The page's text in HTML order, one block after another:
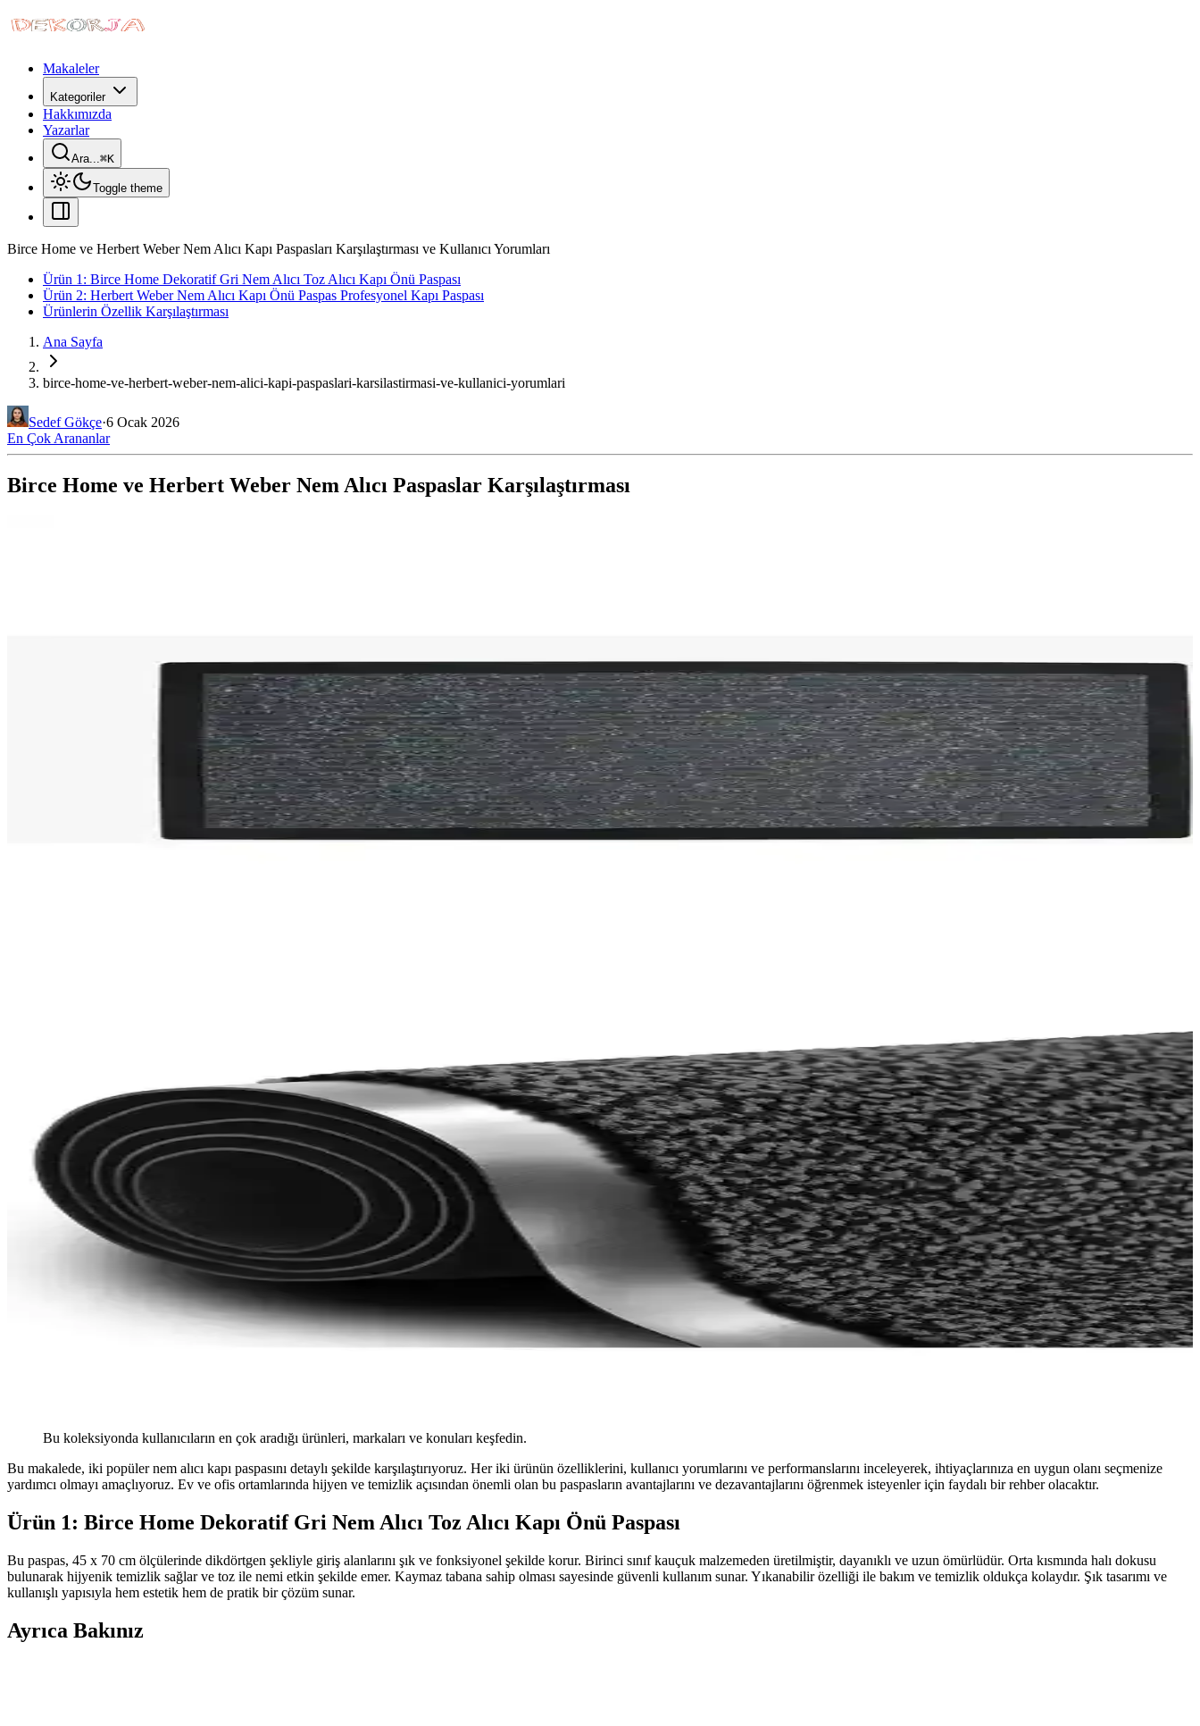
Makaleler
Kategoriler
Hakkımızda
Yazarlar
Ara...⌘K
Toggle theme
Birce Home ve Herbert Weber Nem Alıcı Kapı Paspasları Karşılaştırması ve Kullanıcı Yorumları
Ürün 1: Birce Home Dekoratif Gri Nem Alıcı Toz Alıcı Kapı Önü Paspası
Ürün 2: Herbert Weber Nem Alıcı Kapı Önü Paspas Profesyonel Kapı Paspası
Ürünlerin Özellik Karşılaştırması
Ana Sayfa
birce-home-ve-herbert-weber-nem-alici-kapi-paspaslari-karsilastirmasi-ve-kullanici-yorumlari
Sedef Gökçe·6 Ocak 2026
En Çok Arananlar
Birce Home ve Herbert Weber Nem Alıcı Paspaslar Karşılaştırması
Bu koleksiyonda kullanıcıların en çok aradığı ürünleri, markaları ve konuları keşfedin.
Bu makalede, iki popüler nem alıcı kapı paspasını detaylı şekilde karşılaştırıyoruz. Her iki ürünün özelliklerini, kullanıcı yorumlarını ve performanslarını inceleyerek, ihtiyaçlarınıza en uygun olanı seçmenize
yardımcı olmayı amaçlıyoruz. Ev ve ofis ortamlarında hijyen ve temizlik açısından önemli olan bu paspasların avantajlarını ve dezavantajlarını öğrenmek isteyenler için faydalı bir rehber olacaktır.
Ürün 1: Birce Home Dekoratif Gri Nem Alıcı Toz Alıcı Kapı Önü Paspası
Bu paspas, 45 x 70 cm ölçülerinde dikdörtgen şekliyle giriş alanlarını şık ve fonksiyonel şekilde korur. Birinci sınıf kauçuk malzemeden üretilmiştir, dayanıklı ve uzun ömürlüdür. Orta kısmında halı dokusu
bulunarak hijyenik temizlik sağlar ve toz ile nemi etkin şekilde emer. Kaymaz tabana sahip olması sayesinde güvenli kullanım sunar. Yıkanabilir özelliği ile bakım ve temizlik oldukça kolaydır. Şık tasarımı ve
kullanışlı yapısıyla hem estetik hem de pratik bir çözüm sunar.
Ayrıca Bakınız